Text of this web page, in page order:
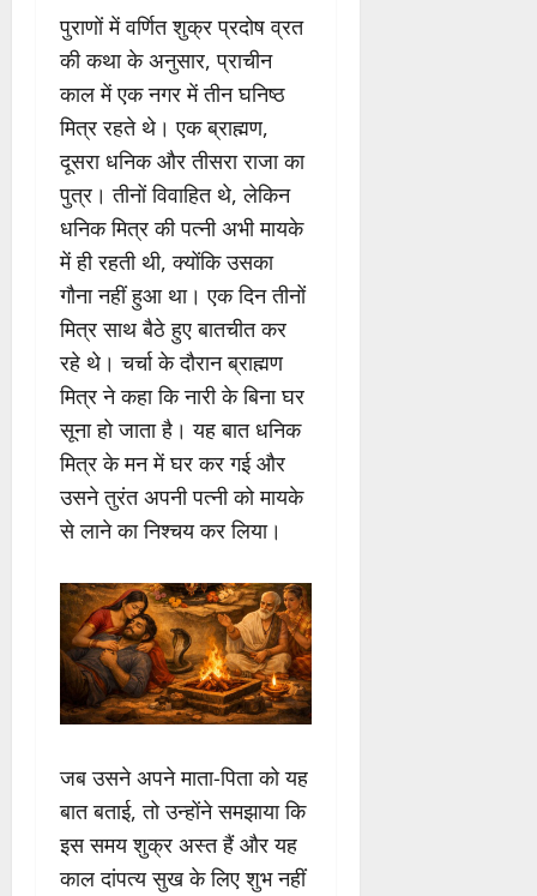
पुराणों में वर्णित शुक्र प्रदोष व्रत
की कथा के अनुसार, प्राचीन
काल में एक नगर में तीन घनिष्ठ
मित्र रहते थे। एक ब्राह्मण,
दूसरा धनिक और तीसरा राजा का
पुत्र। तीनों विवाहित थे, लेकिन
धनिक मित्र की पत्नी अभी मायके
में ही रहती थी, क्योंकि उसका
गौना नहीं हुआ था। एक दिन तीनों
मित्र साथ बैठे हुए बातचीत कर
रहे थे। चर्चा के दौरान ब्राह्मण
मित्र ने कहा कि नारी के बिना घर
सूना हो जाता है। यह बात धनिक
मित्र के मन में घर कर गई और
उसने तुरंत अपनी पत्नी को मायके
से लाने का निश्चय कर लिया।
जब उसने अपने माता-पिता को यह
बात बताई, तो उन्होंने समझाया कि
इस समय शुक्र अस्त हैं और यह
काल दांपत्य सुख के लिए शुभ नहीं